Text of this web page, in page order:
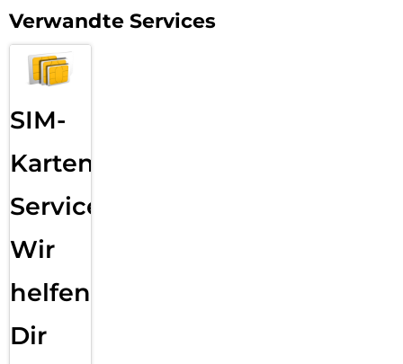
Verwandte Services
SIM-
Karten
Service:
Wir
helfen
Dir